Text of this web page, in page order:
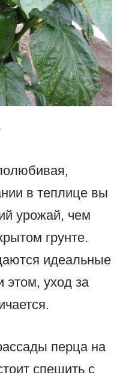
в теплице вы
урожай, чем
грунте.
идеальные
этом, уход за
перца на
спешить с